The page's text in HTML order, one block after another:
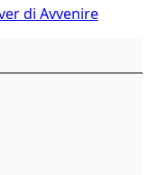
di Avvenire